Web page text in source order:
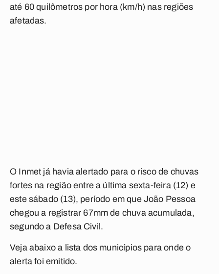
até 60 quilômetros por hora (km/h) nas regiões
afetadas.
O Inmet já havia alertado para o risco de chuvas
fortes na região entre a última sexta-feira (12) e
este sábado (13), período em que João Pessoa
chegou a registrar 67mm de chuva acumulada,
segundo a Defesa Civil.
Veja abaixo a lista dos municípios para onde o
alerta foi emitido.